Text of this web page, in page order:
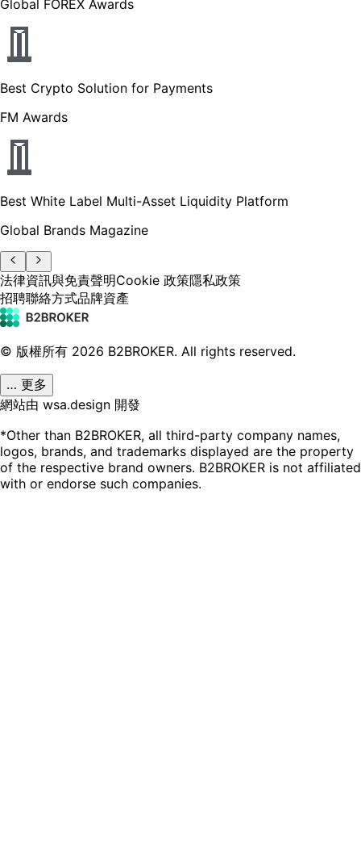
Global FOREX Awards
Best Crypto Solution for Payments
FM Awards
Best White Label Multi-Asset Liquidity Platform
Global Brands Magazine
法律資訊與免責聲明Cookie 政策隱私政策
招聘聯絡方式品牌資產
© 版權所有 2026 B2BROKER. All rights reserved.
… 更多
網站由 wsa.design 開發
*Other than B2BROKER, all third-party company names,
logos, brands, and trademarks displayed are the property
of the respective brand owners. B2BROKER is not affiliated
with or endorse such companies.